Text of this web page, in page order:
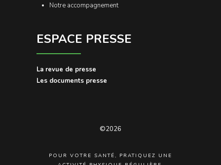
Notre accompagnement
ESPACE PRESSE
La revue de presse
Les documents presse
©2026
POUR VOTRE SANTÉ, PRATIQUEZ UNE